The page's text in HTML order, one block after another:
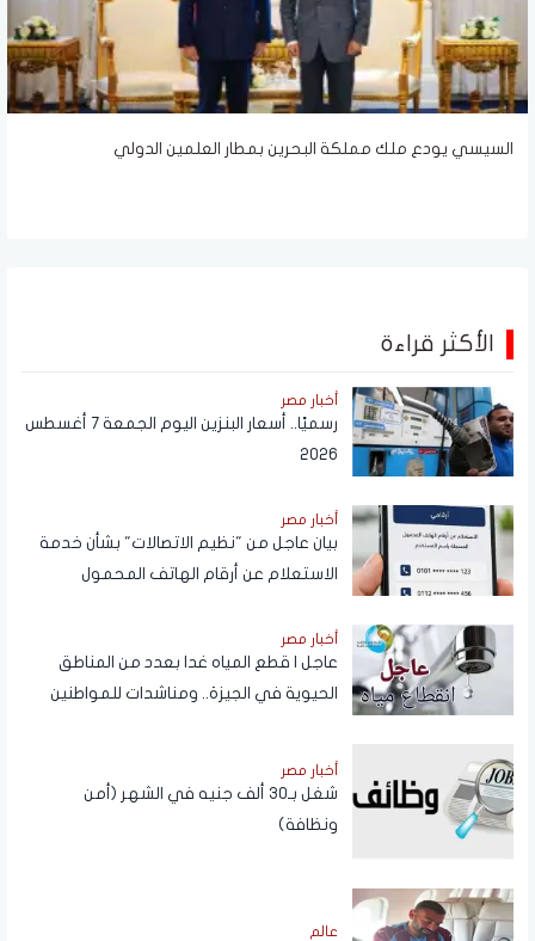
السيسي يودع ملك مملكة البحرين بمطار العلمين الدولي
الأكثر قراءة
أخبار مصر
رسميًا.. أسعار البنزين اليوم الجمعة 7 أغسطس
2026
أخبار مصر
بيان عاجل من "نظيم الاتصالات" بشأن خدمة
الاستعلام عن أرقام الهاتف المحمول
NTRA
أخبار مصر
عاجل | قطع المياه غدا بعدد من المناطق
الحيوية في الجيزة.. ومناشدات للمواطنين
أخبار مصر
شغل بـ30 ألف جنيه في الشهر (أمن
ونظافة)
عالم